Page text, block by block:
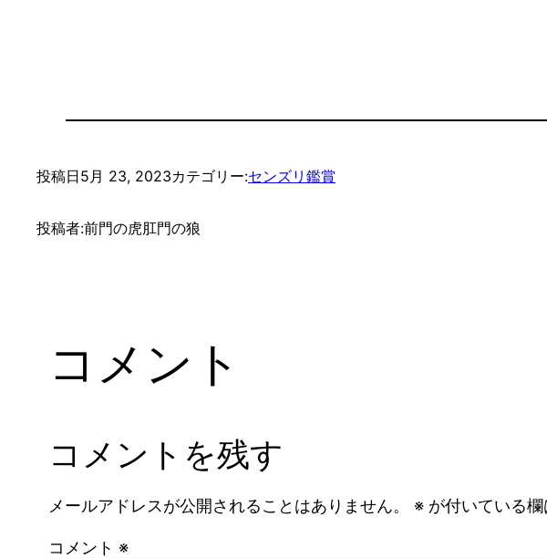
投稿日5月 23, 2023カテゴリー:センズリ鑑賞
投稿者:前門の虎肛門の狼
コメント
コメントを残す
メールアドレスが公開されることはありません。 ※ が付いている
コメント ※